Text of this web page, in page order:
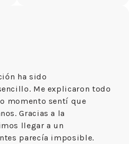
ha sido
Me explicaron todo
momento sentí que
Gracias a la
llegar a un
parecía imposible.